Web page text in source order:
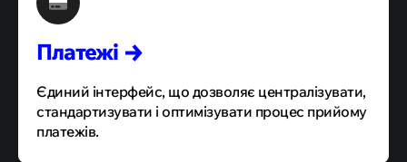
Платежі
Єдиний інтерфейс, що дозволяє централізувати,
стандартизувати і оптимізувати процес прийому
платежів.